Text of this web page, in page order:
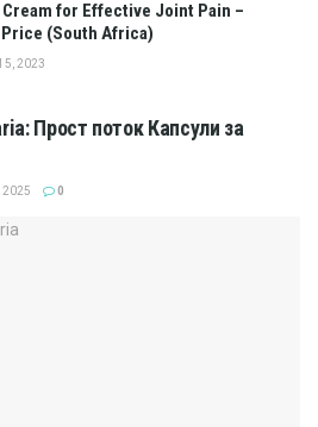
Cream for Effective Joint Pain –
(South Africa)
2023
Прост поток Капсули за
0